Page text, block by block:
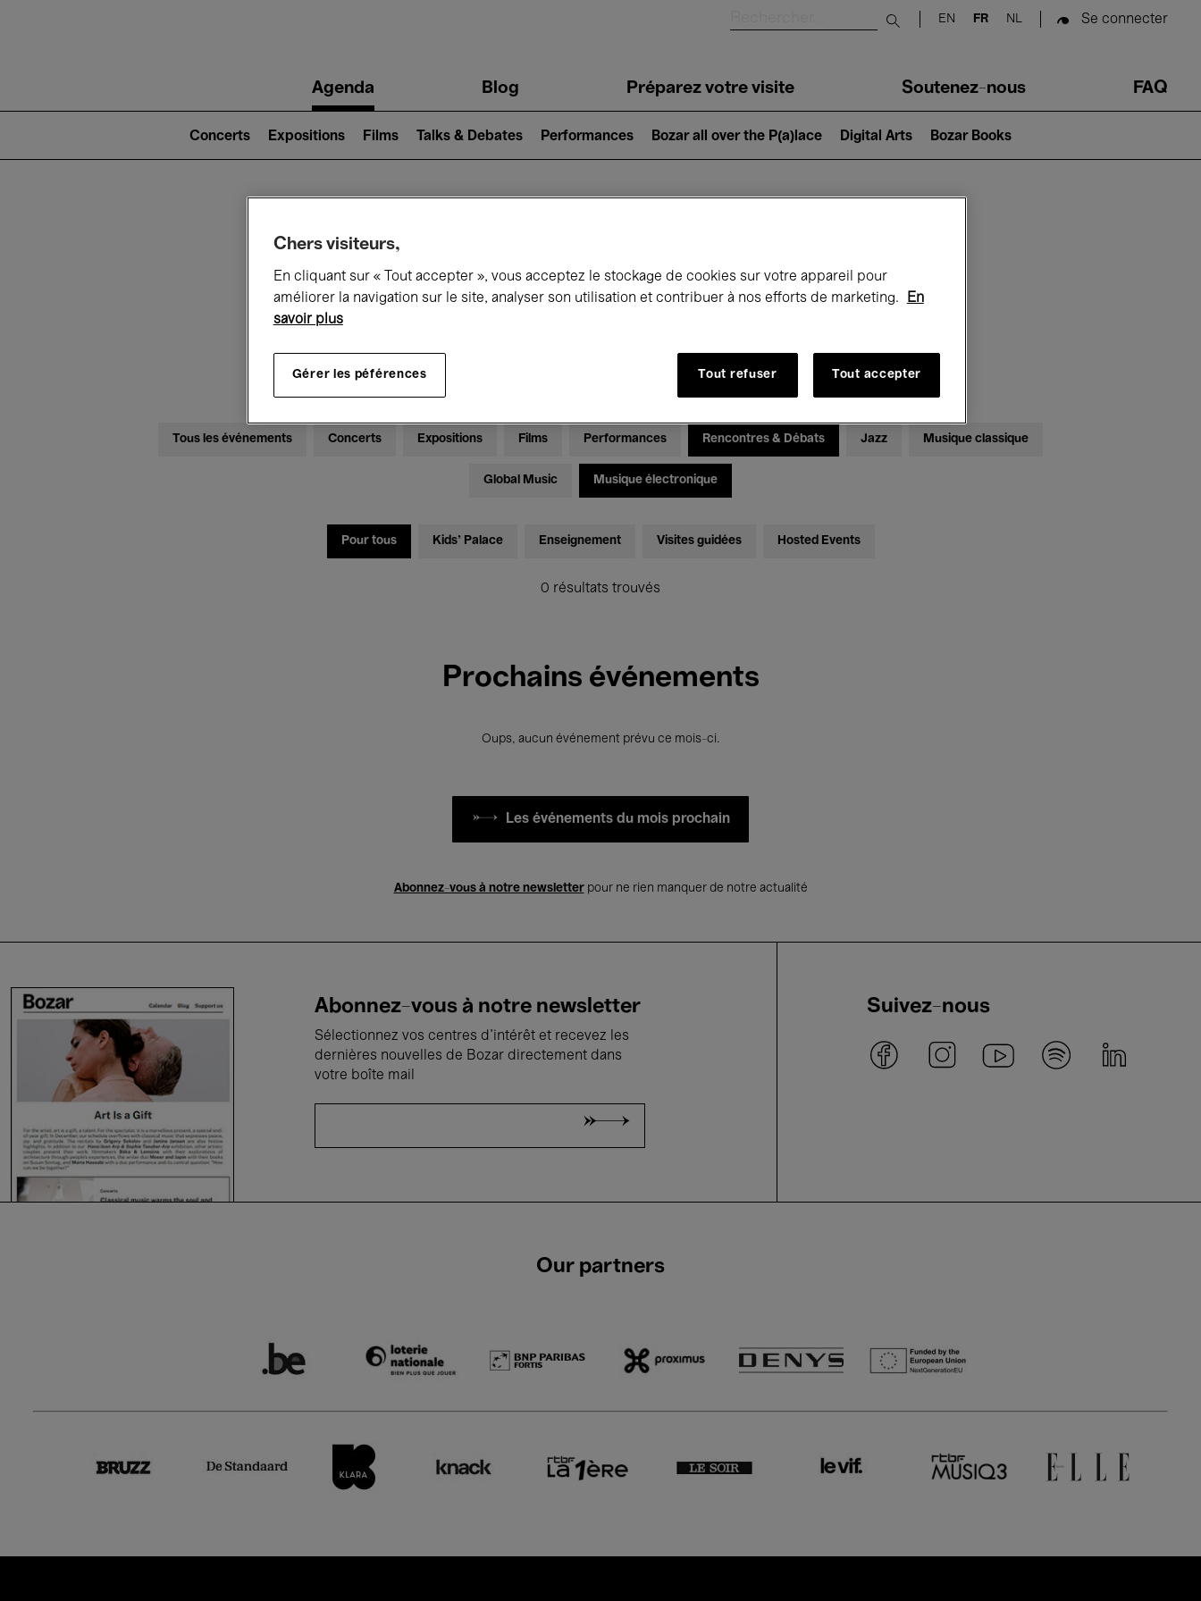
Submit search
EN FR NL Se connecter
navigationAgenda Blog Préparez votre visite Soutenez-nous FAQ
2)
Concerts Expositions Films Talks & Debates Performances Bozar all over the P(a)lace Digital Arts Bozar Books
Ce qui se passe à Bozar
Tous les événements Concerts Expositions Films Performances Rencontres & Débats Jazz Musique classique
Global Music Musique électronique
Pour tous Kids’ Palace Enseignement Visites guidées Hosted Events
0 résultats trouvés
Prochains événements
Oups, aucun événement prévu ce mois-ci.
Les événements du mois prochain
Abonnez-vous à notre newsletterpour ne rien manquer de notre actualité
Abonnez-vous à notre newsletter
Sélectionnez vos centres d'intérêt et recevez les
dernières nouvelles de Bozar directement dans
votre boîte mail
Suivez-nous
Our partners
Chers visiteurs,
En cliquant sur « Tout accepter », vous acceptez le stockage de cookies sur votre appareil pour
améliorer la navigation sur le site, analyser son utilisation et contribuer à nos efforts de marketing.
En
savoir plus
Gérer les péférences Tout refuser Tout accepter